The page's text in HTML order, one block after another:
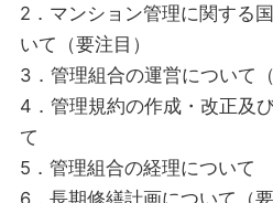
2．マンション管理に関する
いて（要注目）
3．管理組合の運営について（
4．管理規約の作成・改正及
て
5．管理組合の経理について